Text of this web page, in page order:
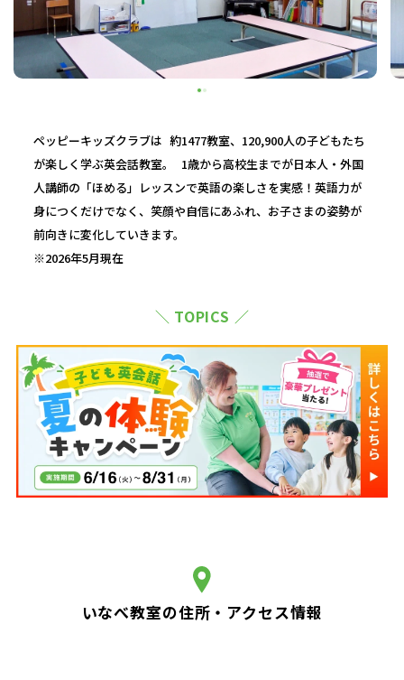
ペッピーキッズクラブは 約1477教室、120,900人の子どもたち
が楽しく学ぶ英会話教室。 1歳から高校生までが日本人・外国
人講師の「ほめる」レッスンで英語の楽しさを実感！英語力が
身につくだけでなく、笑顔や自信にあふれ、お子さまの姿勢が
前向きに変化していきます。
※2026年5月現在
＼ TOPICS ／
いなべ教室の住所・アクセス情報